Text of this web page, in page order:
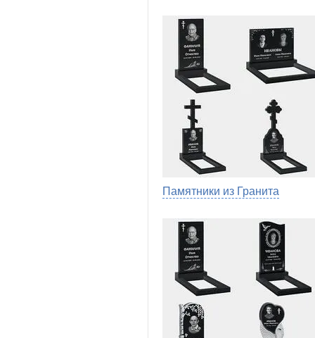
Памятники из Гранита